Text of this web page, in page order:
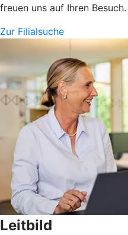
freuen uns auf Ihren Besuch.
Zur Filialsuche
Leitbild